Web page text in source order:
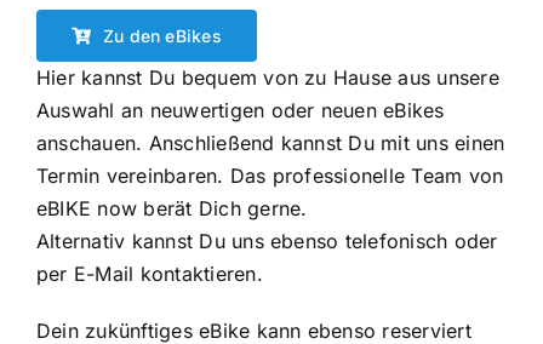
Zu den eBikes
Hier kannst Du bequem von zu Hause aus unsere
Auswahl an neuwertigen oder neueneBikes
anschauen. Anschließend kannst Du mit uns einen
Termin vereinbaren. Das professionelle Team von
eBIKE now berät Dich gerne.
Alternativ kannst Du uns ebenso telefonisch oder
per E-Mail kontaktieren.
Dein zukünftiges eBike kann ebenso reserviert